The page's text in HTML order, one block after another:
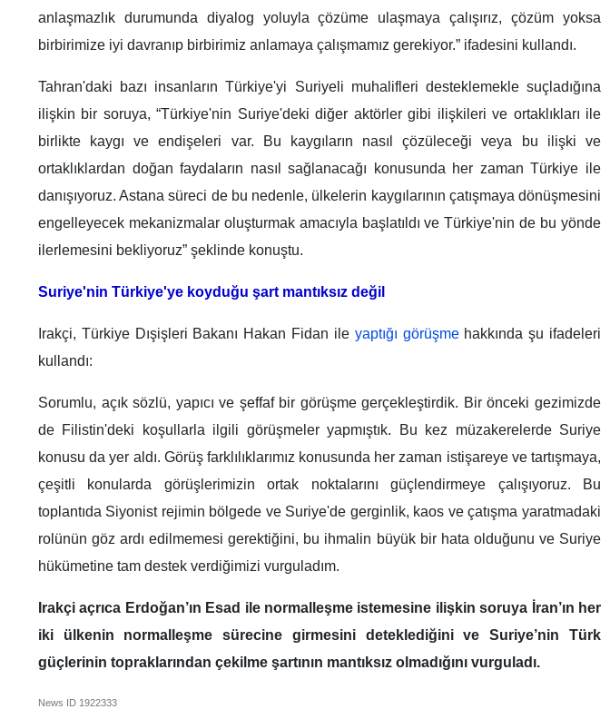
anlaşmazlık durumunda diyalog yoluyla çözüme ulaşmaya çalışırız, çözüm yoksa
birbirimize iyi davranıp birbirimiz anlamaya çalışmamız gerekiyor.” ifadesini kullandı.
Tahran'daki bazı insanların Türkiye'yi Suriyeli muhalifleri desteklemekle suçladığına
ilişkin bir soruya, “Türkiye'nin Suriye'deki diğer aktörler gibi ilişkileri ve ortaklıkları ile
birlikte kaygı ve endişeleri var. Bu kaygıların nasıl çözüleceği veya bu ilişki ve
ortaklıklardan doğan faydaların nasıl sağlanacağı konusunda her zaman Türkiye ile
danışıyoruz. Astana süreci de bu nedenle, ülkelerin kaygılarının çatışmaya dönüşmesini
engelleyecek mekanizmalar oluşturmak amacıyla başlatıldı ve Türkiye'nin de bu yönde
ilerlemesini bekliyoruz” şeklinde konuştu.
Suriye'nin Türkiye'ye koyduğu şart mantıksız değil
Irakçi, Türkiye Dışişleri Bakanı Hakan Fidan ile yaptığı görüşme hakkında şu ifadeleri
kullandı:
Sorumlu, açık sözlü, yapıcı ve şeffaf bir görüşme gerçekleştirdik. Bir önceki gezimizde
de Filistin'deki koşullarla ilgili görüşmeler yapmıştık. Bu kez müzakerelerde Suriye
konusu da yer aldı. Görüş farklılıklarımız konusunda her zaman istişareye ve tartışmaya,
çeşitli konularda görüşlerimizin ortak noktalarını güçlendirmeye çalışıyoruz. Bu
toplantıda Siyonist rejimin bölgede ve Suriye'de gerginlik, kaos ve çatışma yaratmadaki
rolünün göz ardı edilmemesi gerektiğini, bu ihmalin büyük bir hata olduğunu ve Suriye
hükümetine tam destek verdiğimizi vurguladım.
Irakçi açrıca Erdoğan’ın Esad ile normalleşme istemesine ilişkin soruya İran’ın her
iki ülkenin normalleşme sürecine girmesini deteklediğini ve Suriye’nin Türk
güçlerinin topraklarından çekilme şartının mantıksız olmadığını vurguladı.
News ID 1922333